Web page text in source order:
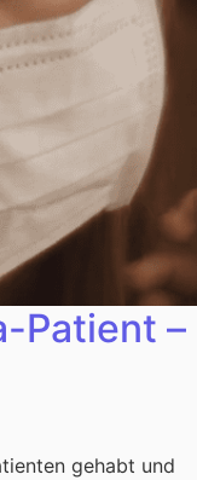
Patient –
gehabt und